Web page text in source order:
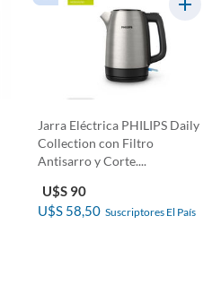
Jarra Eléctrica PHILIPS Daily
Collection con Filtro
Antisarro y Corte....
U$S 90
U$S 58,50 Suscriptores El País